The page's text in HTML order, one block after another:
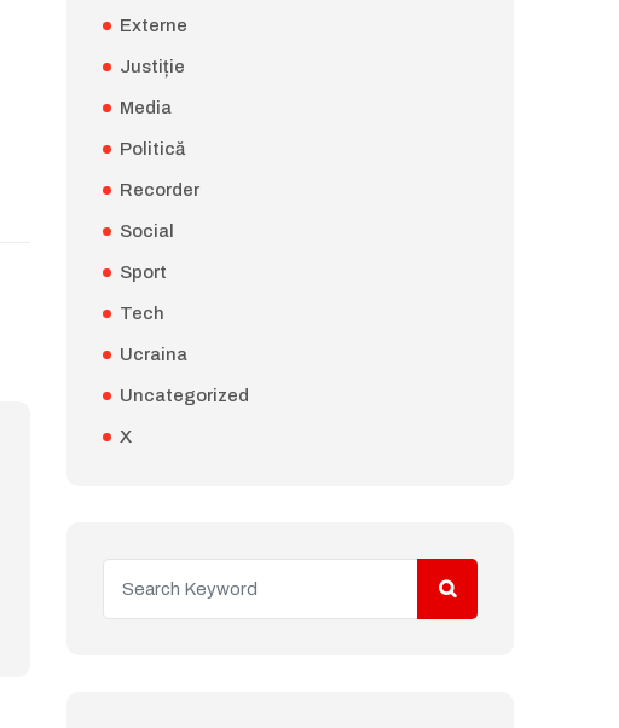
Externe
Justiție
Media
Politică
Recorder
Social
Sport
Tech
Ucraina
Uncategorized
X